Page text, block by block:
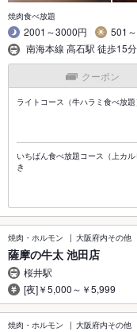
焼肉食べ放題
2001～3000円
501
南海本線 高石駅 徒歩15分
クーポン
ライトコース（牛ハラミ食べ放
いちばん食べ放題コース（上カ
き
焼肉・ホルモン 大阪府内その他
薩摩の牛太 池田店
桜井駅
[夜]￥5,000～￥5,999
焼肉・ホルモン 大阪府内その他